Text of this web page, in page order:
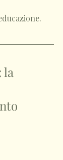
la